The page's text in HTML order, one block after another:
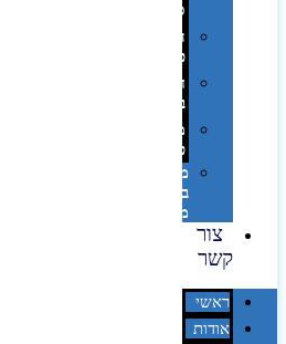
סובלימציה
הדפס
פרוצס
חריטה
בלייזר
מהו
פנטון?
מיתוג
באמצעות
מדבקות
צור
קשר
ראשי
אודות